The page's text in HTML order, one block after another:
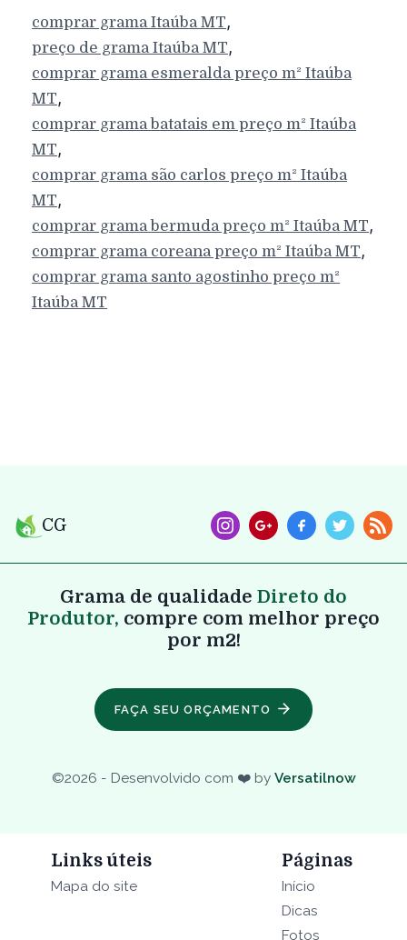
comprar gramaItaúba MT,
preço de gramaItaúba MT,
comprar grama esmeralda preço m² Itaúba
MT,
comprar grama batatais em preço m² Itaúba
MT,
comprar grama são carlos preço m² Itaúba
MT,
comprar grama bermuda preço m² Itaúba MT,
comprar grama coreana preço m² Itaúba MT,
comprar grama santo agostinho preço m²
Itaúba MT
CG
Grama de qualidade Direto do
Produtor, compre com melhor preço
por m2!
FAÇA SEU ORÇAMENTO
©2026 - Desenvolvido com ❤️ by Versatilnow
Links úteis
Mapa do site
Páginas
Início
Dicas
Fotos